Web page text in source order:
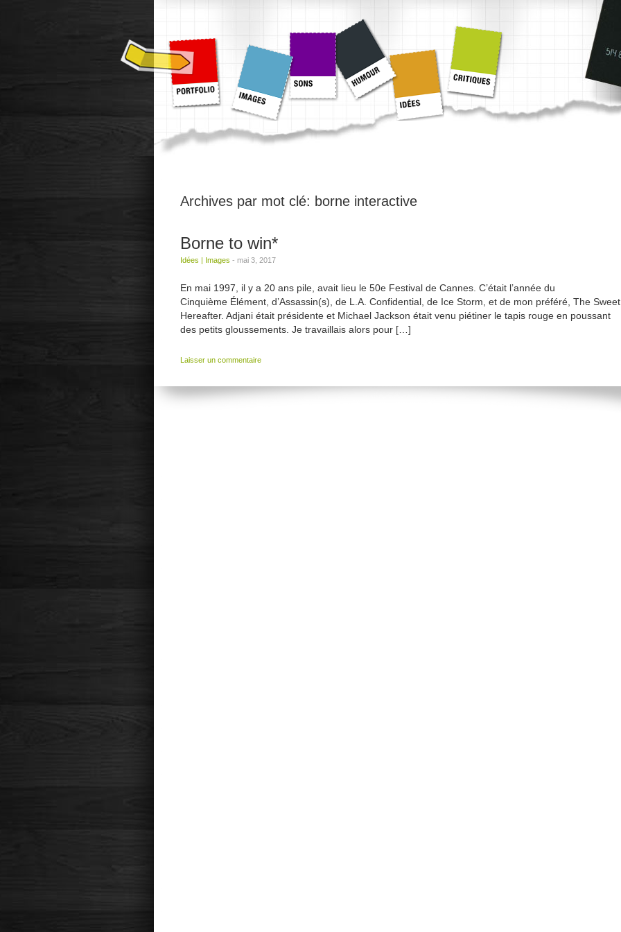
Archives par mot clé: borne interactive
Borne to win*
Idées Images - mai 3, 2017
En mai 1997, il y a 20 ans pile, avait lieu le 50e Festival de Cannes. C’était l’année du
Cinquième Élément, d’Assassin(s), de L.A. Confidential, de Ice Storm, et de mon préféré, The Sweet
Hereafter. Adjani était présidente et Michael Jackson était venu piétiner le tapis rouge en poussant
des petits gloussements. Je travaillais alors pour […]
Laisser un commentaire